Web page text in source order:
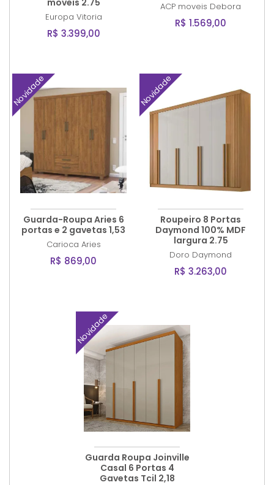
Europa Vitoria
R$ 3.399,00
ACP moveis Debora
R$ 1.569,00
Novidade
Guarda-Roupa Aries 6
portas e 2 gavetas 1,53
Carioca Aries
R$ 869,00
Novidade
Roupeiro 8 Portas
Daymond 100% MDF
largura 2.75
Doro Daymond
R$ 3.263,00
Novidade
Guarda Roupa Joinville
Casal 6 Portas 4
Gavetas Tcil 2,18